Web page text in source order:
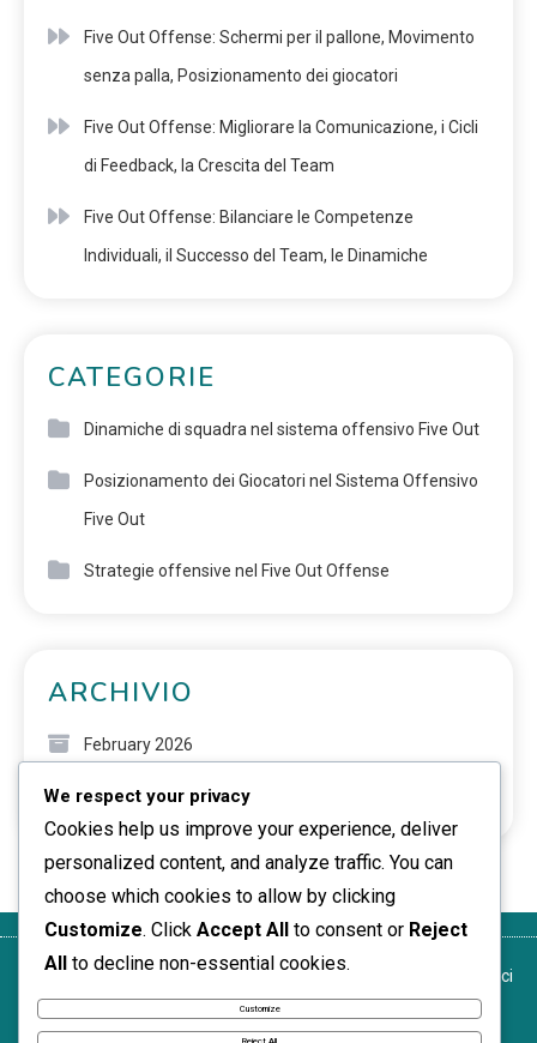
Five Out Offense: Schermi per il pallone, Movimento
senza palla, Posizionamento dei giocatori
Five Out Offense: Migliorare la Comunicazione, i Cicli
di Feedback, la Crescita del Team
Five Out Offense: Bilanciare le Competenze
Individuali, il Successo del Team, le Dinamiche
CATEGORIE
Dinamiche di squadra nel sistema offensivo Five Out
Posizionamento dei Giocatori nel Sistema Offensivo
Five Out
Strategie offensive nel Five Out Offense
ARCHIVIO
February 2026
January 2026
Informativa sulla
privacy
Chi
siamo
Preferenze sui
cookie
Accordo con
l’utente
Contattaci
News Express © 2026. All Rights Reserved.
We respect your privacy
Cookies help us improve your experience, deliver
personalized content, and analyze traffic. You can
choose which cookies to allow by clicking
Customize. Click Accept All to consent or Reject
All to decline non-essential cookies.
Customize